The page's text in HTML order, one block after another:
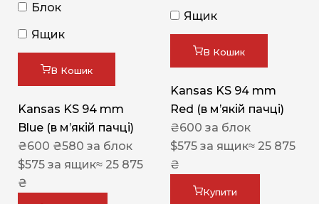
Блок
Ящик
В Кошик
Kansas KS 94 mm
Blue (в мʼякій пачці)
₴600 ₴580 за блок
$575 за ящик≈ 25 875
₴
Ящик
В Кошик
Kansas KS 94 mm
Red (в мʼякій пачці)
₴600 за блок
$575 за ящик≈ 25 875
₴
Купити